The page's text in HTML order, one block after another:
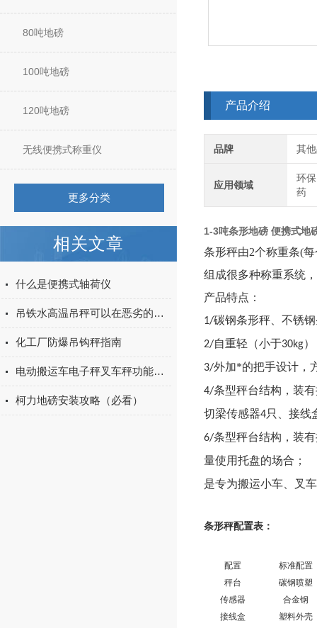
80吨地磅
100吨地磅
120吨地磅
无线便携式称重仪
更多分类
相关文章
什么是便携式轴荷仪
吊铁水高温吊秤可以在恶劣的工业环境中提供稳定的数据传输
化工厂防爆吊钩秤指南
电动搬运车电子秤叉车秤功能介绍
柯力地磅安装攻略（必看）
产品介绍
品牌 其
应用领域
环
药
1-3吨条形地磅 便携式地
条形秤由2个称重条(
组成很多种称重系统
产品特点：
1/碳钢条形秤、不锈
2/自重轻（小于30kg
3/外加*的把手设计，
4/条型秤台结构，装
切梁传感器4只、接线
6/条型秤台结构，装
量使用托盘的场合；
是专为搬运小车、叉
条形秤配置表：
配置
标准配置
秤台
碳钢喷塑
传感器
合金钢
接线盒
塑料外壳